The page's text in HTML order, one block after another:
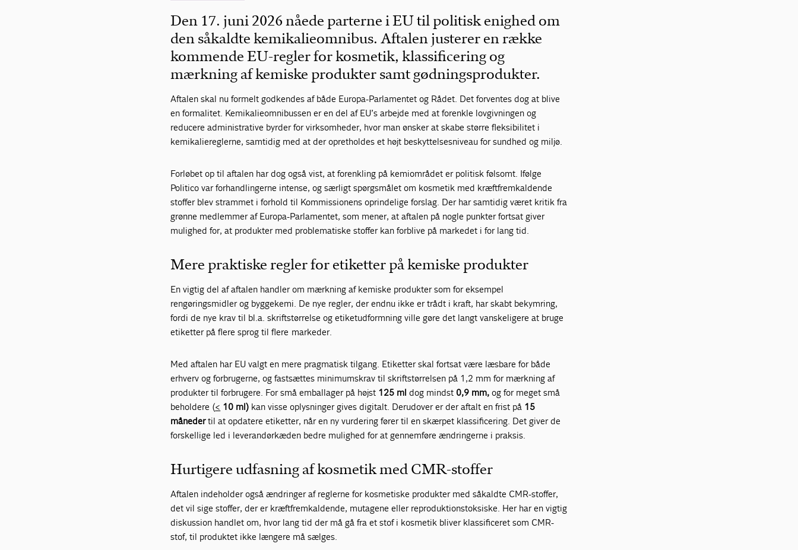
Den 17. juni 2026 nåede parterne i EU til politisk enighed om
den såkaldte kemikalieomnibus. Aftalen justerer en række
kommende EU-regler for kosmetik, klassificering og
mærkning af kemiske produkter samt gødningsprodukter.
Aftalen skal nu formelt godkendes af både Europa-Parlamentet og Rådet. Det forventes dog at blive
en formalitet. Kemikalieomnibussen er en del af EU’s arbejde med at forenkle lovgivningen og
reducere administrative byrder for virksomheder, hvor man ønsker at skabe større fleksibilitet i
kemikaliereglerne, samtidig med at der opretholdes et højt beskyttelsesniveau for sundhed og miljø.
Forløbet op til aftalen har dog også vist, at forenkling på kemiområdet er politisk følsomt. Ifølge
Politico var forhandlingerne intense, og særligt spørgsmålet om kosmetik med kræftfremkaldende
stoffer blev strammet i forhold til Kommissionens oprindelige forslag. Der har samtidig været kritik fra
grønne medlemmer af Europa-Parlamentet, som mener, at aftalen på nogle punkter fortsat giver
mulighed for, at produkter med problematiske stoffer kan forblive på markedet i for lang tid.
Mere praktiske regler for etiketter på kemiske produkter
En vigtig del af aftalen handler om mærkning af kemiske produkter som for eksempel
rengøringsmidler og byggekemi. De nye regler, der endnu ikke er trådt i kraft, har skabt bekymring,
fordi de nye krav til bl.a. skriftstørrelse og etiketudformning ville gøre det langt vanskeligere at bruge
etiketter på flere sprog til flere markeder.
Med aftalen har EU valgt en mere pragmatisk tilgang. Etiketter skal fortsat være læsbare for både
erhverv og forbrugerne, og fastsættes minimumskrav til skriftstørrelsen på 1,2 mm for mærkning af
produkter til forbrugere. For små emballager på højst 125 ml dog mindst 0,9 mm,og for meget små
beholdere (< 10 ml) kan visse oplysninger gives digitalt. Derudover er der aftalt en frist på 15
månedertil at opdatere etiketter, når en ny vurdering fører til en skærpet klassificering. Det giver de
forskellige led i leverandørkæden bedre mulighed for at gennemføre ændringerne i praksis.
Hurtigere udfasning af kosmetik med CMR-stoffer
Aftalen indeholder også ændringer af reglerne for kosmetiske produkter med såkaldte CMR-stoffer,
det vil sige stoffer, der er kræftfremkaldende, mutagene eller reproduktionstoksiske. Her har en vigtig
diskussion handlet om, hvor lang tid der må gå fra et stof i kosmetik bliver klassificeret som CMR-
stof, til produktet ikke længere må sælges.